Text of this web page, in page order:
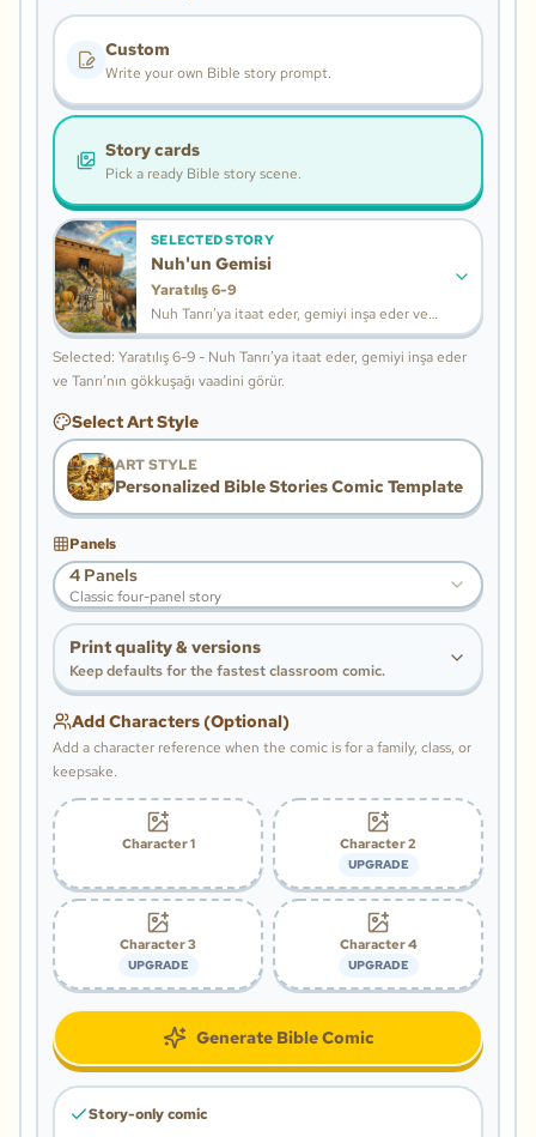
Custom
Write your own Bible story prompt.
Story cards
Pick a ready Bible story scene.
SELECTED STORY
Nuh'un Gemisi
Yaratılış 6-9
Nuh Tanrı’ya itaat eder, gemiyi inşa eder ve
Tanrı’nın gökkuşağı vaadini görür.
Selected: Yaratılış 6-9 - Nuh Tanrı’ya itaat eder, gemiyi inşa eder
ve Tanrı’nın gökkuşağı vaadini görür.
Select Art Style
ART STYLE
Personalized Bible Stories Comic Template
Panels
4 Panels
Classic four-panel story
Print quality & versions
Keep defaults for the fastest classroom comic.
Add Characters (Optional)
Add a character reference when the comic is for a family, class, or
keepsake.
Character 1 Character 2
UPGRADE
Character 3
UPGRADE
Character 4
UPGRADE
Generate Bible Comic
Story-only comic